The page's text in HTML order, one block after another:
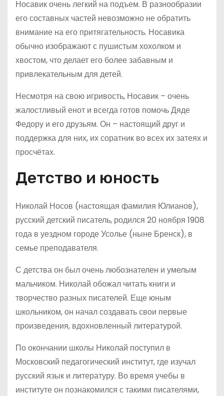
Носавик очень легкий на подъем. В разнообразии
его составных частей невозможно не обратить
внимание на его притягательность. Носавика
обычно изображают с пушистым хохолком и
хвостом, что делает его более забавным и
привлекательным для детей.
Несмотря на свою игривость, Носавик – очень
жалостливый енот и всегда готов помочь Дяде
Федору и его друзьям. Он – настоящий друг и
поддержка для них, их соратник во всех их затеях и
просчётах.
Детство и юность
Николай Носов (настоящая фамилия Юлианов),
русский детский писатель, родился 20 ноября 1908
года в уездном городе Усолье (ныне Бренск), в
семье преподавателя.
С детства он был очень любознателен и умелым
мальчиком. Николай обожал читать книги и
творчество разных писателей. Еще юным
школьником, он начал создавать свои первые
произведения, вдохновленный литературой.
По окончании школы Николай поступил в
Московский педагогический институт, где изучал
русский язык и литературу. Во время учебы в
институте он познакомился с такими писателями,